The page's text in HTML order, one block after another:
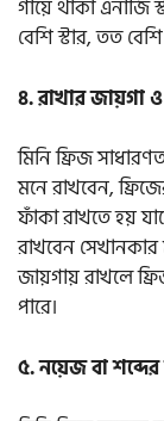
গায়ে থাকা
বেশি স্টার, তত
৪. রাখার জায়গা
মিনি ফ্রিজ
মনে রাখবেন,
ফাঁকা রাখতে হয়
রাখবেন
জায়গায় রাখলে
পারে।
৫. নয়েজ বা শব্দের